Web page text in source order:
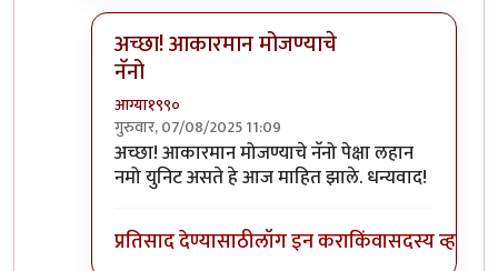
अच्छा! आकारमान मोजण्याचे
नॅनो
आग्या१९९०
गुरुवार, 07/08/2025 11:09
In reply toटाचणीच्या माथ्यापेक्षा लहानby
अच्छा! आकारमान मोजण्याचे नॅनो पेक्षा लहान
नमो युनिट असते हे आज माहित झाले. धन्यवाद!
प्रतिसाद देण्यासाठीलॉग इन कराकिंवासदस्य व्हा